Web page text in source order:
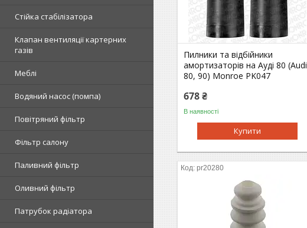
Стійка стабілізатора
Клапан вентиляції картерних
газів
Меблі
Водяний насос (помпа)
Повітряний фільтр
Фільтр салону
Паливний фільтр
Оливний фільтр
Патрубок радіатора
Пилники та відбійники
амортизаторів на Ауді 80 (Audi
80, 90) Monroe PK047
678 ₴
В наявності
Купити
pr20280